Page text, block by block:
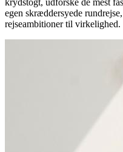
egen skræddersyede
rejseambitioner til virkelighed.